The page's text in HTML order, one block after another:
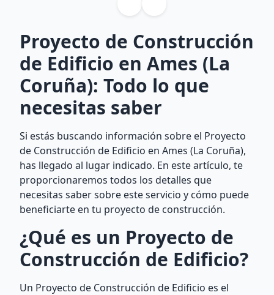
Proyecto de Construcción
de Edificio en Ames (La
Coruña): Todo lo que
necesitas saber
Si estás buscando información sobre el Proyecto
de Construcción de Edificio en Ames (La Coruña),
has llegado al lugar indicado. En este artículo, te
proporcionaremos todos los detalles que
necesitas saber sobre este servicio y cómo puede
beneficiarte en tu proyecto de construcción.
¿Qué es un Proyecto de
Construcción de Edificio?
Un Proyecto de Construcción de Edificio es el